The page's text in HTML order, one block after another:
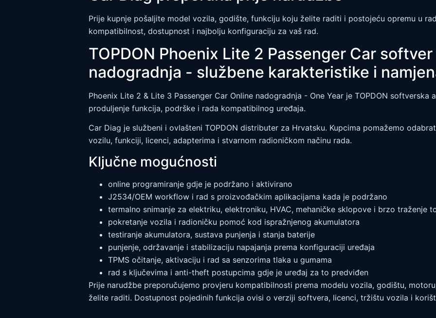
Prije kupnje pošaljite model vozila, godište, funkciju koju želite raditi i postojeću opremu u
kompatibilnost, dostupnost i najbolju konfiguraciju za vaš rad.
TOPDON Phoenix Lite 2 Passenger Car
nadogradnja - službene karakteristike i
Phoenix Lite 2 & Lite 3 Passenger Car Online nadogradnja - One Year je TOPDON softverska
produljenje funkcija, podrške i rada kompatibilnog uređaja.
Car Diag je službeni i ovlašteni TOPDON distributer za Hrvatsku. Kupcima pomažemo
vozilu, funkciji, licenci, adapterima i stvarnom radioničkom načinu rada.
Ključne mogućnosti
online programiranje gdje je podržano i aktivirano
J2534/OEM workflow i rad s proizvođačkim aplikacijama kada je podržano
termalno snimanje za elektriku, elektroniku, HVAC, mehaničke sklopove i brzo traženje
pokretanje vozila i radioničku pomoć kod ispražnjenog akumulatora
testiranje akumulatora, sustava punjenja i stanja baterije
punjenje, održavanje i stabilizaciju napajanja prema konfiguraciji uređaja
TPMS očitanje, aktivaciju i rad sa senzorima tlaka u gumama
rad s ključevima i anti-theft postupcima gdje je uređaj za to predviđen
Prije narudžbe preporučujemo provjeru kompatibilnosti prema modelu vozila, godištu,
želite raditi. Dostupnost pojedinih funkcija ovisi o verziji softvera, licenci, tržištu vozila i